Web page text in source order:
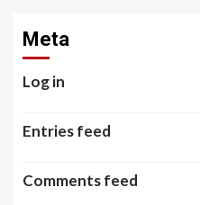
Meta
Log in
Entries feed
Comments feed